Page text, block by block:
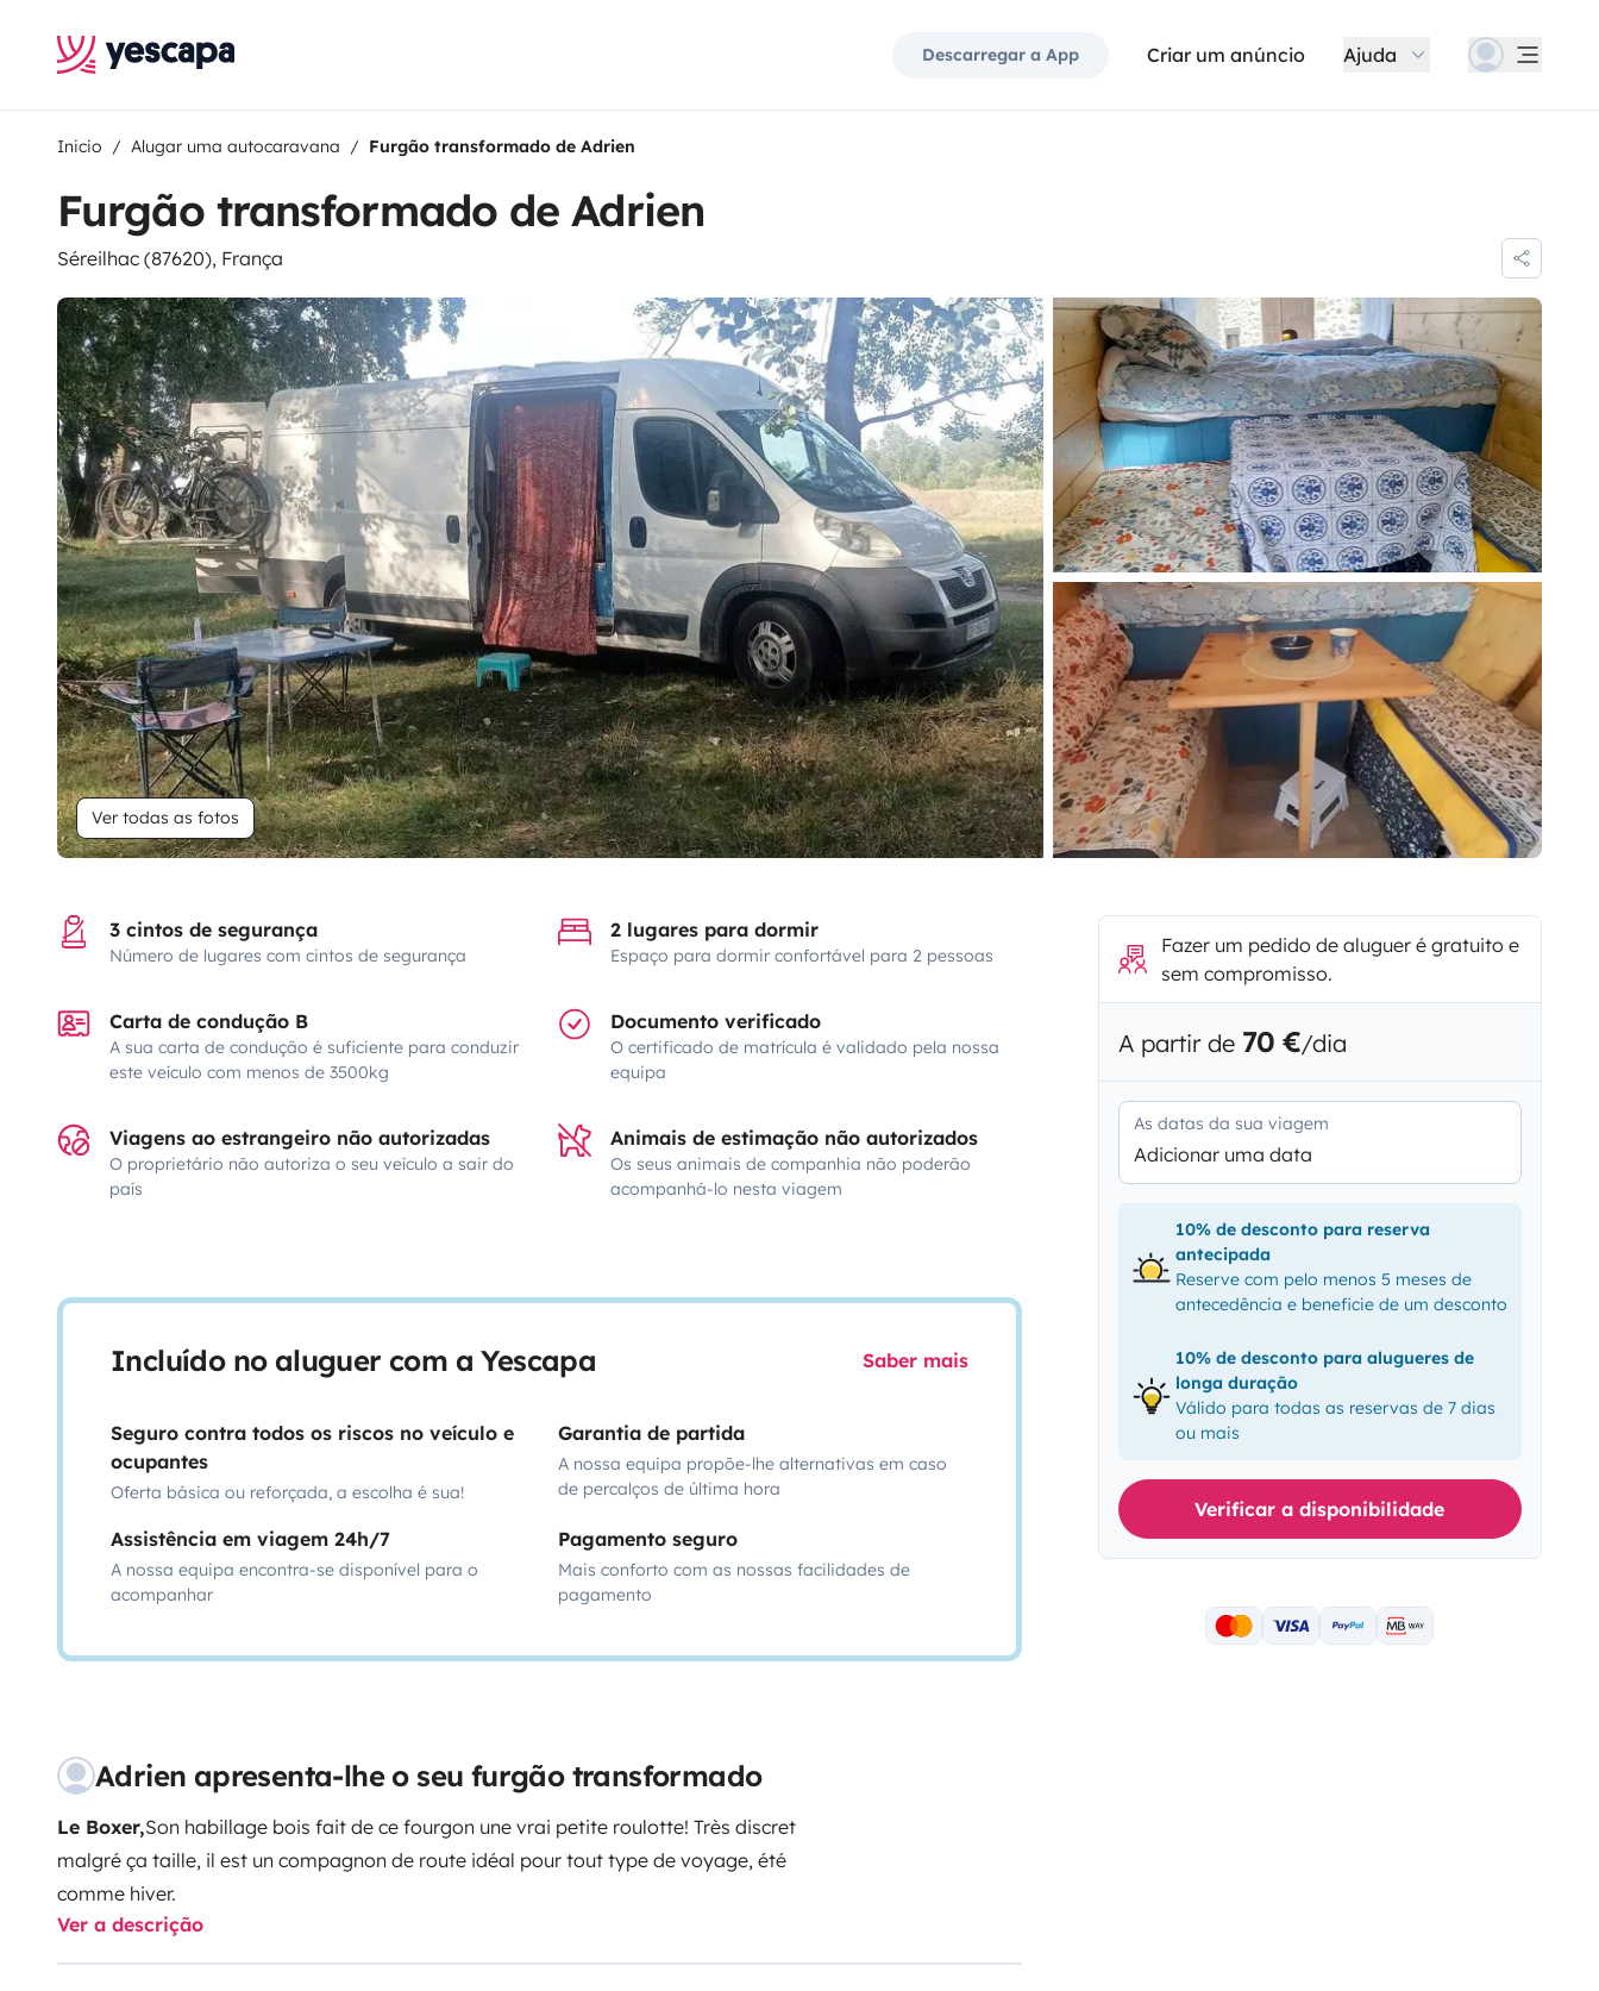
Descarregar a App Criar um anúncio Ajuda
Inicio Alugar uma autocaravana Furgão transformado de Adrien
Furgão transformado de Adrien
Séreilhac (87620), França
Ver todas as fotos
3 cintos de segurança
Número de lugares com cintos de segurança
2 lugares para dormir
Espaço para dormir confortável para 2 pessoas
Carta de condução B
A sua carta de condução é suficiente para conduzir
este veículo com menos de 3500kg
Documento verificado
O certificado de matrícula é validado pela nossa
equipa
Viagens ao estrangeiro não autorizadas
O proprietário não autoriza o seu veículo a sair do
país
Animais de estimação não autorizados
Os seus animais de companhia não poderão
acompanhá-lo nesta viagem
Incluído no aluguer com a Yescapa Saber mais
Seguro contra todos os riscos no veículo e
ocupantes
Oferta básica ou reforçada, a escolha é sua!
Garantia de partida
A nossa equipa propõe-lhe alternativas em caso
de percalços de última hora
Assistência em viagem 24h/7
A nossa equipa encontra-se disponível para o
acompanhar
Pagamento seguro
Mais conforto com as nossas facilidades de
pagamento
Adrien apresenta-lhe o seu furgão transformado
Le Boxer,Son habillage bois fait de ce fourgon une vrai petite roulotte! Très discret
malgré ça taille, il est un compagnon de route idéal pour tout type de voyage, été
comme hiver.
Ver a descrição
Fazer um pedido de aluguer é gratuito e
sem compromisso.
A partir de 70 €/dia
As datas da sua viagem
Adicionar uma data
10% de desconto para reserva
antecipada
Reserve com pelo menos 5 meses de
antecedência e beneficie de um desconto
10% de desconto para alugueres de
longa duração
Válido para todas as reservas de 7 dias
ou mais
Verificar a disponibilidade